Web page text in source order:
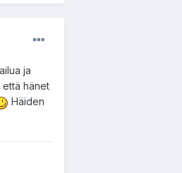
ja
että hänet
Häiden